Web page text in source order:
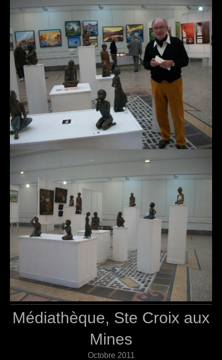
Médiathèque, Ste Croix aux
Mines
Octobre 2011